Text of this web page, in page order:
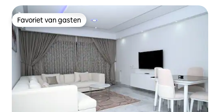
Favoriet van gasten
Favoriet van gasten